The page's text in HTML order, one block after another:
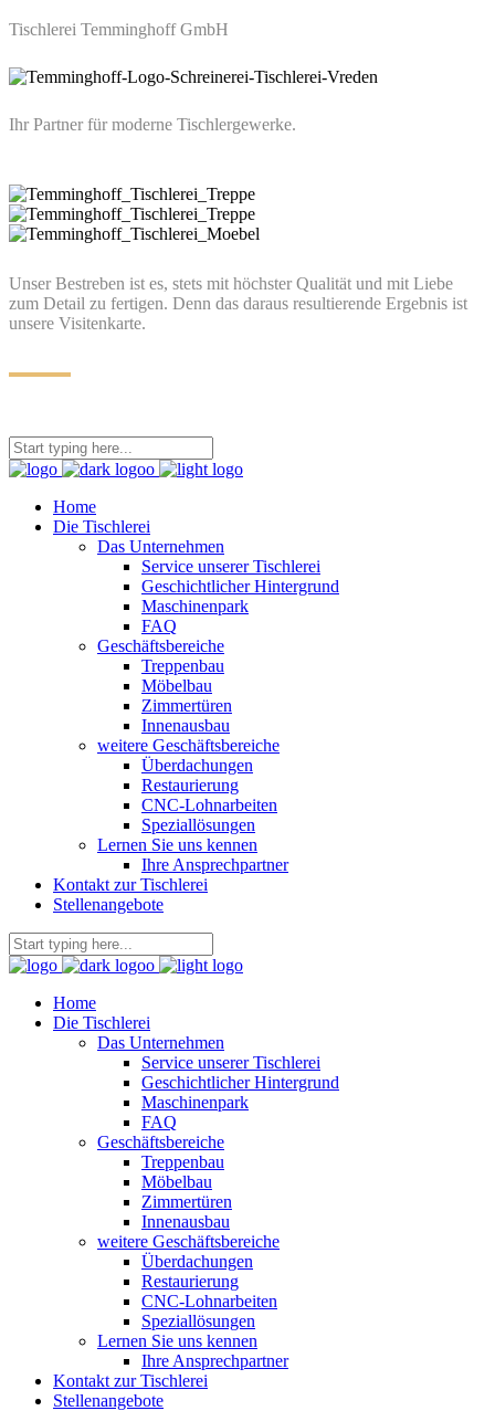
Tischlerei Temminghoff GmbH
Ihr Partner für moderne Tischlergewerke.
Unser Bestreben ist es, stets mit höchster Qualität und mit Liebe
zum Detail zu fertigen. Denn das daraus resultierende Ergebnis ist
unsere Visitenkarte.
Home
Die Tischlerei
Das Unternehmen
Service unserer Tischlerei
Geschichtlicher Hintergrund
Maschinenpark
FAQ
Geschäftsbereiche
Treppenbau
Möbelbau
Zimmertüren
Innenausbau
weitere Geschäftsbereiche
Überdachungen
Restaurierung
CNC-Lohnarbeiten
Speziallösungen
Lernen Sie uns kennen
Ihre Ansprechpartner
Kontakt zur Tischlerei
Stellenangebote
Home
Die Tischlerei
Das Unternehmen
Service unserer Tischlerei
Geschichtlicher Hintergrund
Maschinenpark
FAQ
Geschäftsbereiche
Treppenbau
Möbelbau
Zimmertüren
Innenausbau
weitere Geschäftsbereiche
Überdachungen
Restaurierung
CNC-Lohnarbeiten
Speziallösungen
Lernen Sie uns kennen
Ihre Ansprechpartner
Kontakt zur Tischlerei
Stellenangebote